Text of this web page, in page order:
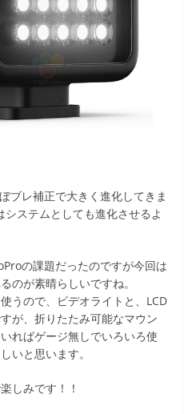
ブレ補正で大きく進化してきま
システムとしても進化させるよ
の課題だったのですが今回は
のが素晴らしいですね。
うので、ビデオライトと、LCD
が、折りたたみ可能なマウン
ればゲージ無しでいろいろ使
いと思います。
しみです！！